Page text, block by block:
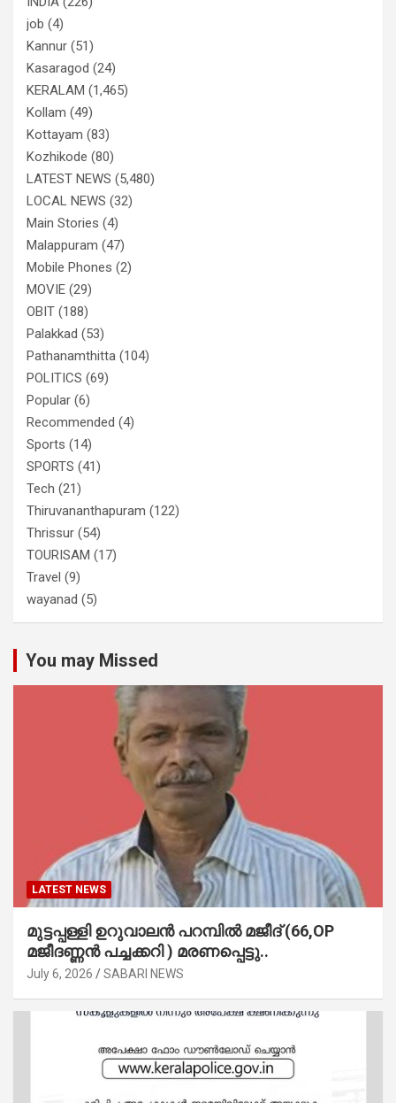
job (4)
Kannur (51)
Kasaragod (24)
KERALAM (1,465)
Kollam (49)
Kottayam (83)
Kozhikode (80)
LATEST NEWS (5,480)
LOCAL NEWS (32)
Main Stories (4)
Malappuram (47)
Mobile Phones (2)
MOVIE (29)
OBIT (188)
Palakkad (53)
Pathanamthitta (104)
POLITICS (69)
Popular (6)
Recommended (4)
Sports (14)
SPORTS (41)
Tech (21)
Thiruvananthapuram (122)
Thrissur (54)
TOURISAM (17)
Travel (9)
wayanad (5)
You may Missed
LATEST NEWS
മുട്ടപ്പള്ളി ഉറുവാലൻ പറമ്പിൽ മജീദ് (66,OP
മജീദണ്ണൻ പച്ചക്കറി ) മരണപ്പെട്ടു..
July 6, 2026 SABARI NEWS